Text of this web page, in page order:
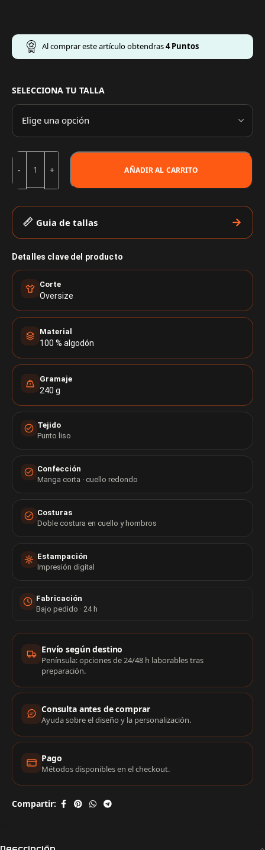
Al comprar este artículo obtendras4Puntos
SELECCIONA TU TALLA
AÑADIR AL CARRITO
Guia de tallas
Detalles clave del producto
Corte
Oversize
Material
100 % algodón
Gramaje
240 g
Tejido
Punto liso
Confección
Manga corta · cuello redondo
Costuras
Doble costura en cuello y hombros
Estampación
Impresión digital
Fabricación
Bajo pedido · 24 h
Información de compra
Envío según destino
Península: opciones de 24/48 h laborables tras
preparación.
Consulta antes de comprar
Ayuda sobre el diseño y la personalización.
Pago
Métodos disponibles en el checkout.
Compartir: